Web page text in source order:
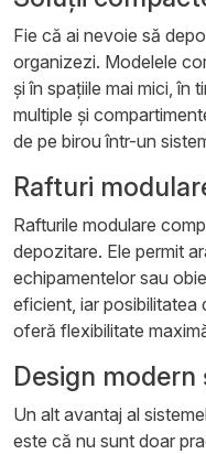
Fie că ai nevoie să
organizezi. Modelele
și în spațiile mai mici, în
multiple și
de pe birou într-un
Rafturi
Rafturile modulare
depozitare. Ele permit
echipamentelor sau
eficient, iar posibilitatea
oferă flexibilitate
Design modern
Un alt avantaj al
este că nu sunt doar